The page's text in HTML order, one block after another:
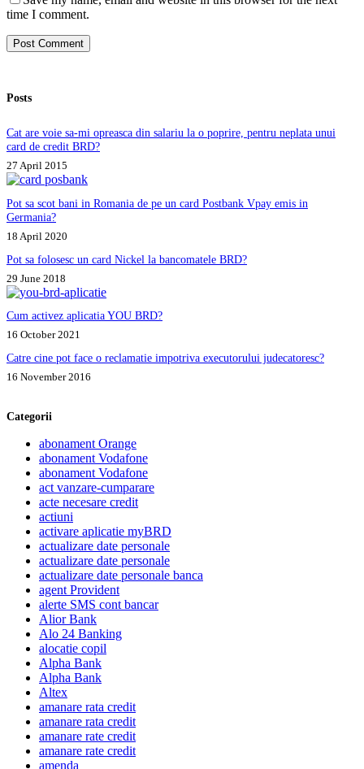
time I comment.
Post Comment
Posts
Cat are voie sa-mi opreasca din salariu la o poprire, pentru neplata unui
card de credit BRD?
27 April 2015
Pot sa scot bani in Romania de pe un card Postbank Vpay emis in
Germania?
18 April 2020
Pot sa folosesc un card Nickel la bancomatele BRD?
29 June 2018
Cum activez aplicatia YOU BRD?
16 October 2021
Catre cine pot face o reclamatie impotriva executorului judecatoresc?
16 November 2016
Categorii
abonament Orange
abonament Vodafone
abonament Vodafone
act vanzare-cumparare
acte necesare credit
actiuni
activare aplicatie myBRD
actualizare date personale
actualizare date personale
actualizare date personale banca
agent Provident
alerte SMS cont bancar
Alior Bank
Alo 24 Banking
alocatie copil
Alpha Bank
Alpha Bank
Altex
amanare rata credit
amanare rata credit
amanare rate credit
amanare rate credit
amenda